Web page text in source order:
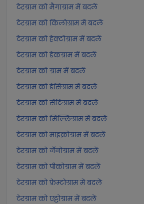
टेरग्राम को मैगाग्राम में बदलें
टेरग्राम को किलोग्राम में बदलें
टेरग्राम को हेक्टोग्राम में बदलें
टेरग्राम को डेकग्राम में बदलें
टेरग्राम को ग्राम में बदलें
टेरग्राम को डेसिग्राम में बदलें
टेरग्राम को सेंटिग्राम में बदलें
टेरग्राम को मिल्लिग्राम में बदलें
टेरग्राम को माइक्रोग्राम में बदलें
टेरग्राम को नॅनोग्राम में बदलें
टेरग्राम को पीकोग्राम में बदलें
टेरग्राम को फ़ेम्टोग्राम में बदलें
टेरग्राम को एट्टोग्राम में बदलें